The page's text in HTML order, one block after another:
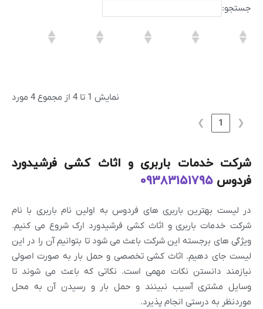
جستجو:
نمایش 1 تا 4 از مجموع 4 مورد
❮
1
❯
شرکت خدمات باربری و اثاث کشی فرشیدورد
فردوس 09383151795
در لیست بهترین باربری های فردوس به اولین نام باربری با نام
شرکت خدمات باربری و اثاث کشی فرشیدورد ارک شروع می کنیم.
ویژگی های برجسته این شرکت باعث می شود تا بتوانیم آن را در این
لیست جای دهیم. اثاث کشی تخصصی و حمل بار به صورت اصولی
نیازمند دانستن نکات مهمی است. نکاتی که باعث می شوند تا
وسایل مشتری آسیب نبینند و حمل بار و رسیدن آن به محل
موردنظر به درستی انجام پذیرد.